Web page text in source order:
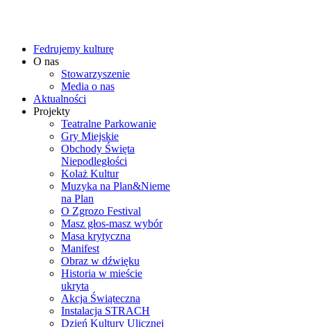
Fedrujemy kulturę
O nas
Stowarzyszenie
Media o nas
Aktualności
Projekty
Teatralne Parkowanie
Gry Miejskie
Obchody Święta
Niepodległości
Kolaż Kultur
Muzyka na Plan&Nieme
na Plan
O Zgrozo Festival
Masz głos-masz wybór
Masa krytyczna
Manifest
Obraz w dźwięku
Historia w mieście
ukryta
Akcja Świąteczna
Instalacja STRACH
Dzień Kultury Ulicznej